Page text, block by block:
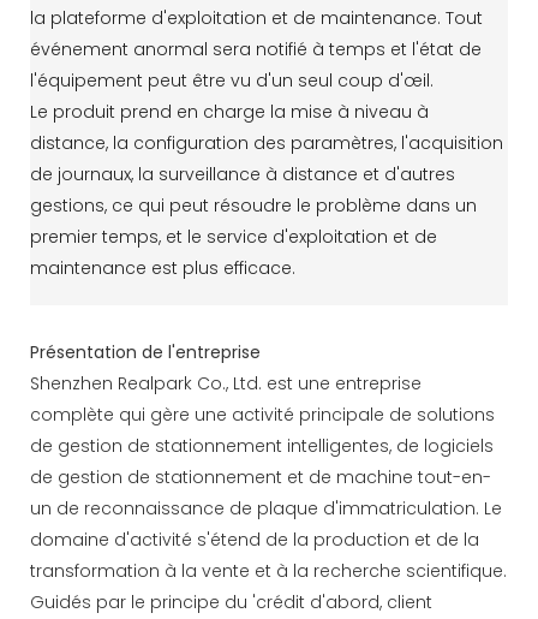
la plateforme d'exploitation et de maintenance. Tout
événement anormal sera notifié à temps et l'état de
l'équipement peut être vu d'un seul coup d'œil.
Le produit prend en charge la mise à niveau à
distance, la configuration des paramètres, l'acquisition
de journaux, la surveillance à distance et d'autres
gestions, ce qui peut résoudre le problème dans un
premier temps, et le service d'exploitation et de
maintenance est plus efficace.
Présentation de l'entreprise
Shenzhen Realpark Co., Ltd. est une entreprise
complète qui gère une activité principale de solutions
de gestion de stationnement intelligentes, de logiciels
de gestion de stationnement et de machine tout-en-
un de reconnaissance de plaque d'immatriculation. Le
domaine d'activité s'étend de la production et de la
transformation à la vente et à la recherche scientifique.
Guidés par le principe du 'crédit d'abord, client